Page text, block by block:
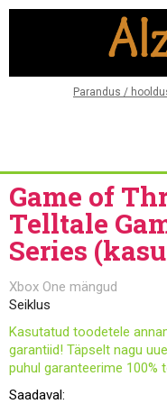
Parandus /
Game of
Telltale
Series
Xbox One mängud
Seiklus
Kasutatud toodetele
garantiid! Täpselt nagu
puhul garanteerime 100%
Saadaval: